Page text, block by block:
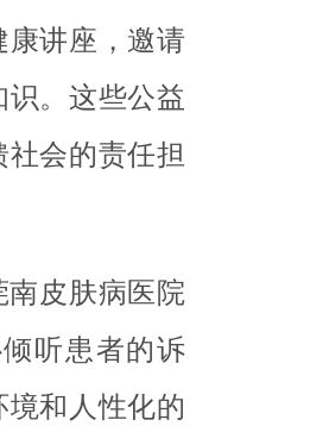
康讲座，邀请
。这些公益
会的责任担
皮肤病医院
听患者的诉
和人性化的